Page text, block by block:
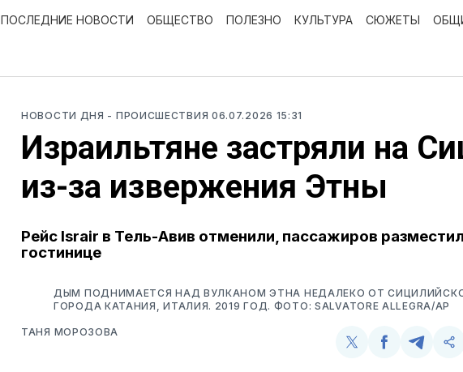
ПОСЛЕДНИЕ НОВОСТИ ОБЩЕСТВО ПОЛЕЗНО КУЛЬТУРА СЮЖЕТЫ
НОВОСТИ ДНЯ - ПРОИСШЕСТВИЯ 06.07.2026 15:31
Израильтяне застряли на
из-за извержения Этны
Рейс Israir в Тель-Авив отменили, пассажиров
гостинице
ДЫМ ПОДНИМАЕТСЯ НАД ВУЛКАНОМ ЭТНА НЕДАЛЕКО ОТ
ГОРОДА КАТАНИЯ, ИТАЛИЯ. 2019 ГОД. ФОТО: SALVATORE ALLEGRA/AP
ТАНЯ МОРОЗОВА
Поделиться
Поделиться